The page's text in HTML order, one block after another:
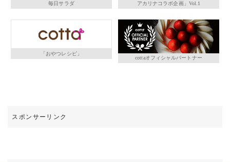
毎日サラダ
アカリナコラボ企画」Vol.1
「おやつレシピ」
cottaオフィシャルパートナー